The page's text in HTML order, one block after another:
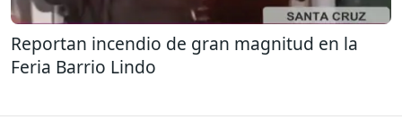
Reportan incendio de gran magnitud en la
Feria Barrio Lindo